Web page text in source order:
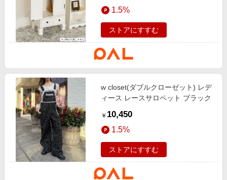
1.5%
ストアにすすむ
w closet(ダブルクローゼット) レデ
ィース レースサロペット ブラック
￥ 10,450
1.5%
ストアにすすむ